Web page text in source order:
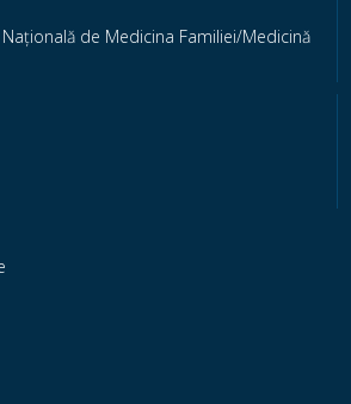
de Medicina Familiei/Medicină